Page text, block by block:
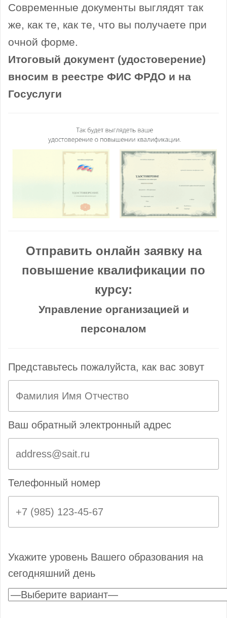
Современные документы выглядят так
же, как те, как те, что вы получаете при
очной форме.
Итоговый документ (удостоверение)
вносим в реестре ФИС ФРДО и на
Госуслуги
Отправить онлайн заявку на
повышение квалификации по
курсу:
Управление организацией и
персоналом
Представьтесь пожалуйста, как вас зовут
Ваш обратный электронный адрес
Телефонный номер
Укажите уровень Вашего образования на
сегодняшний день